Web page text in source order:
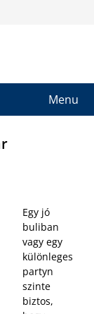
Menu
Egy jó
buliban
vagy egy
különleges
partyn
szinte
biztos,